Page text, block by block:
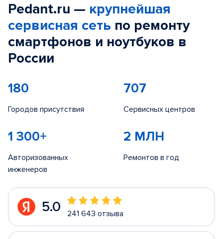
Pedant.ru — крупнейшая
сервисная сеть по ремонту
смартфонов и ноутбуков в
России
180
Городов присутствия
707
Сервисных центров
1 300+
Авторизованных
инженеров
2 МЛН
Ремонтов в год
5.0 241 643 отзыва